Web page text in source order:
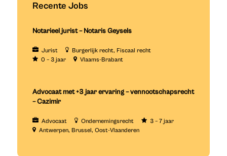
Recente Jobs
Notarieel jurist – Notaris Geysels
Jurist Burgerlijk recht
Fiscaal recht
0 – 3 jaar
Vlaams-Brabant
Advocaat met +3 jaar ervaring – vennootschapsrecht
– Cazimir
Advocaat Ondernemingsrecht
3 – 7 jaar
Antwerpen
Brussel Oost-Vlaanderen